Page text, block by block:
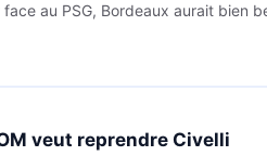
au PSG, Bordeaux aurait bien
veut reprendre Civelli